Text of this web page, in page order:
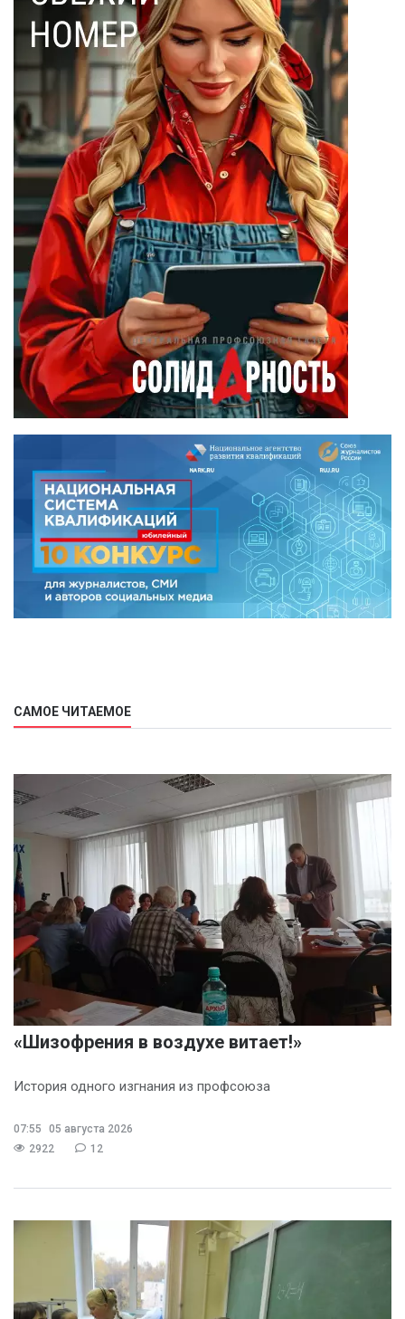
САМОЕ ЧИТАЕМОЕ
«Шизофрения в воздухе витает!»
История одного изгнания из профсоюза
07:55
05 августа 2026
2922
12